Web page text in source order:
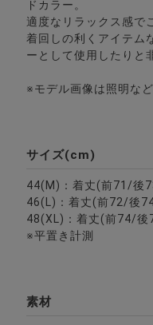
ッチワイヤー入りイタリ
スリット長袖パーカー/全
ドカラー長袖ストライプシ
リマック)ドットデュエ長袖
ドカラー。
適度なリラックス感で
着回しの利くアイテム
ーとして使用したりと
※モデル画像は照明な
サイズ(cm)
44(M)：着丈(前71/後
46(L)：着丈(前72/後
48(XL)：着丈(前74/後
※平置き計測
素材